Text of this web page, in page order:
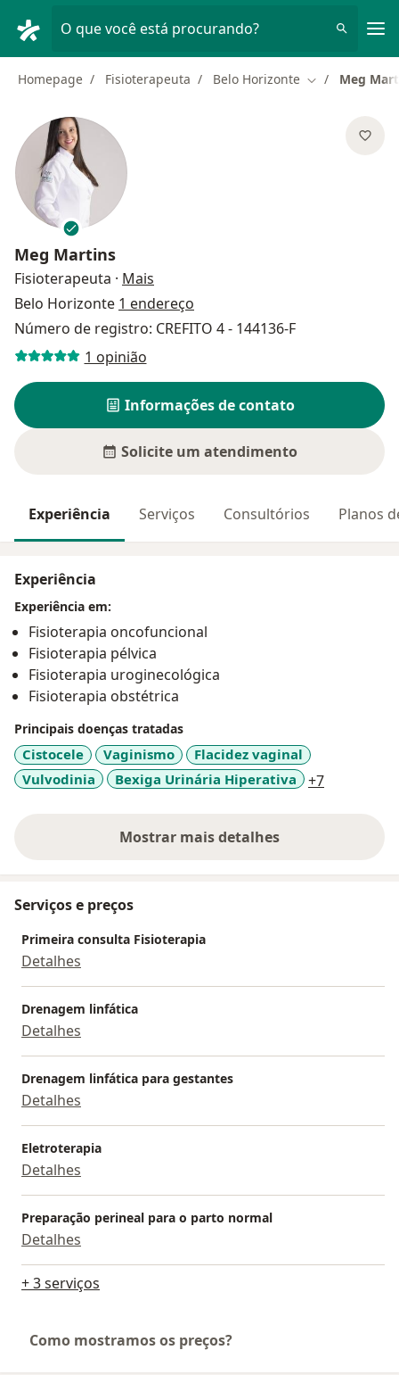
O que você está procurando?
Homepage Fisioterapeuta Belo Horizonte Mudar de
Meg
Meg Martins
Fisioterapeuta · Mais
Belo Horizonte 1 endereço
Número de registro: CREFITO 4 - 144136-F
1 opinião
Informações de contato
Solicite um atendimento
Experiência Serviços Consultórios Planos
Experiência
Experiência em:
Fisioterapia oncofuncional
Fisioterapia pélvica
Fisioterapia uroginecológica
Fisioterapia obstétrica
Principais doenças tratadas
Cistocele Vaginismo
Flacidez vaginal
Vulvodinia
Bexiga Urinária Hiperativa +7
Mostrar mais detalhes
sobre a experiência
Serviços e preços
Primeira consulta Fisioterapia
Detalhes
Drenagem linfática
Detalhes
Drenagem linfática para gestantes
Detalhes
Eletroterapia
Detalhes
Preparação perineal para o parto normal
Detalhes
+ 3 serviços
Como mostramos os preços?